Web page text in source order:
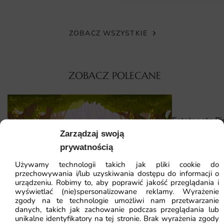
Zarządzaj swoją
prywatnością
Używamy technologii takich jak pliki cookie do
przechowywania i/lub uzyskiwania dostępu do informacji o
urządzeniu. Robimy to, aby poprawić jakość przeglądania i
wyświetlać (nie)spersonalizowane reklamy. Wyrażenie
zgody na te technologie umożliwi nam przetwarzanie
danych, takich jak zachowanie podczas przeglądania lub
unikalne identyfikatory na tej stronie. Brak wyrażenia zgody
aranżację przestrzeni. Co więcej, montaż tej fototapety
umiejętności. Dzięki intuicyjnym instrukcjom, z łatwością
poradzisz sobie z jej aplikacją, a efekt końcowy z
Dlaczego warto wybrać tę fototapetę
Uroczy design, który przypadnie do gustu każdemu
dziecku.
Wysoka jakość materiałów i druku, zapewniająca
długotrwałe użytkowanie.
ZOBACZ WSZYSTKIE
ZOBACZ POLECANE
Fototapeta Grzybki w Lesie
Fototapeta
Najniższa cena